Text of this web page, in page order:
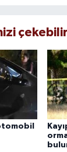
çekebilir